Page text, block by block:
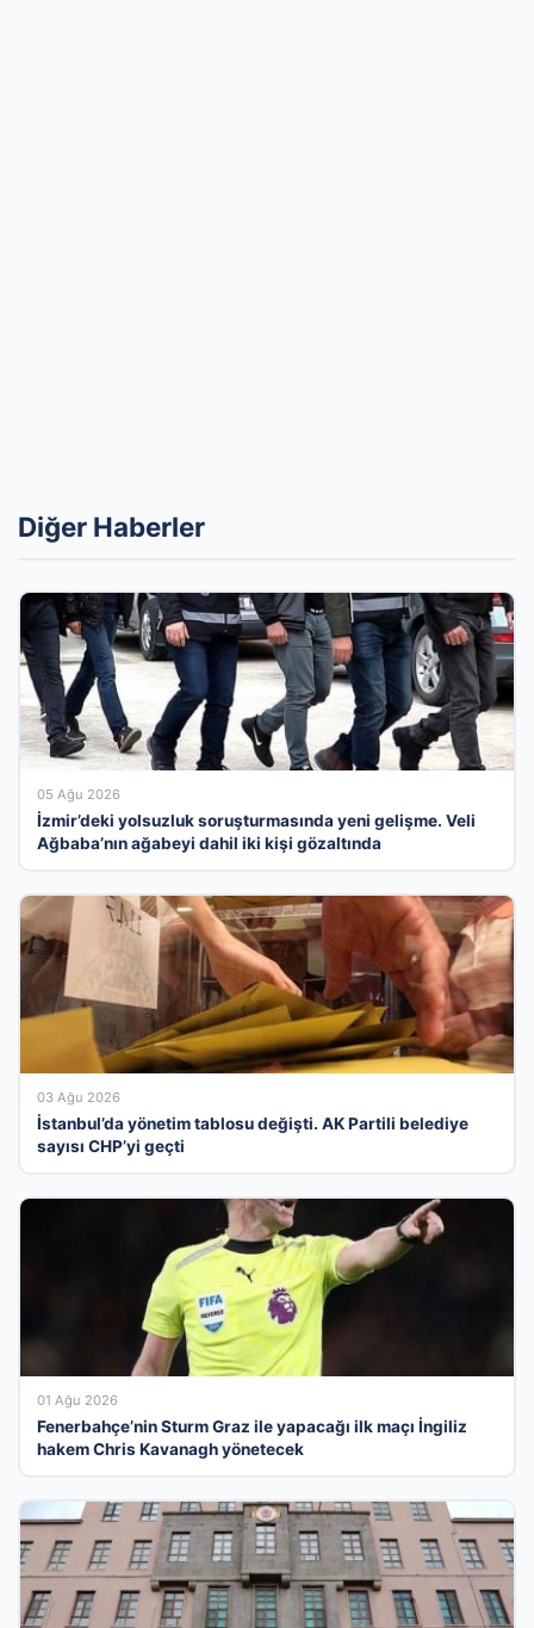
Diğer Haberler
05 Ağu 2026
İzmir’deki yolsuzluk soruşturmasında yeni gelişme. Veli
Ağbaba’nın ağabeyi dahil iki kişi gözaltında
03 Ağu 2026
İstanbul’da yönetim tablosu değişti. AK Partili belediye
sayısı CHP’yi geçti
01 Ağu 2026
Fenerbahçe’nin Sturm Graz ile yapacağı ilk maçı İngiliz
hakem Chris Kavanagh yönetecek